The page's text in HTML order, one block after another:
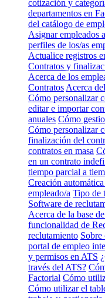
cotización y
departamentos en
del catálogo de
Asignar empleados
perfiles de los/as
Actualice registros
Contratos y
Acerca de los
Contratos Acerca
Cómo personalizar
editar e importar
anuales Cómo
Cómo personalizar
finalización del
contratos en masa
en un contrato
tiempo parcial a
Creación
empleado/a Tipo de
Software de
Acerca de la base
funcionalidad de
reclutamiento Sobre
portal de empleo
y permisos en ATS
través del ATS?
Factorial Cómo
Cómo utilizar el